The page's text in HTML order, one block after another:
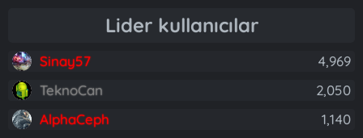
Lider kullanıcılar
Sinay57
4,969
TeknoCan
2,050
AlphaCeph
1,140